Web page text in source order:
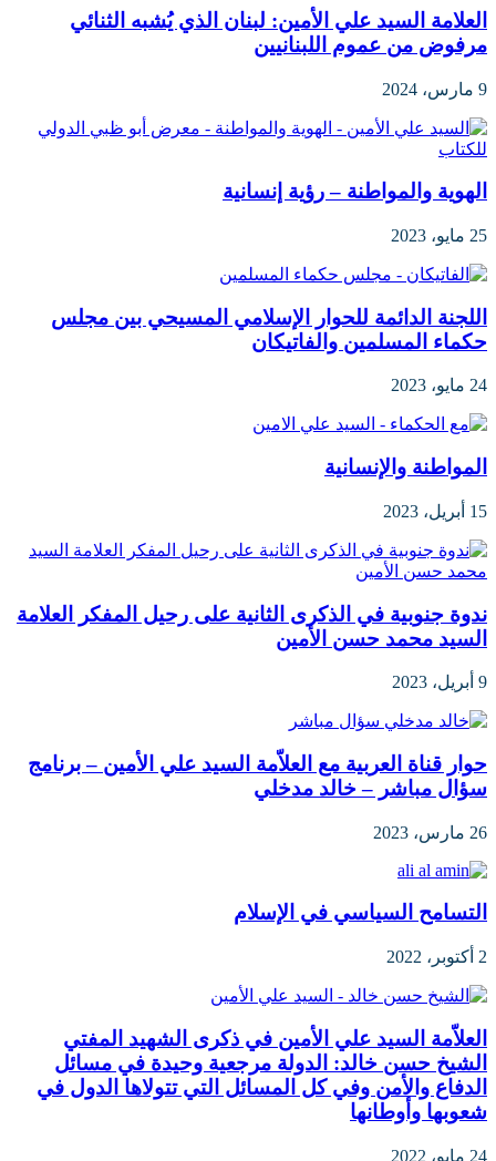
العلامة السيد علي الأمين: لبنان الذي يُشبه الثنائي
مرفوض من عموم اللبنانيين
9 مارس، 2024
الهوية والمواطنة – رؤية إنسانية
25 مايو، 2023
اللجنة الدائمة للحوار الإسلامي المسيحي بين مجلس
حكماء المسلمين والفاتيكان
24 مايو، 2023
المواطنة والإنسانية
15 أبريل، 2023
ندوة جنوبية في الذكرى الثانية على رحيل المفكر العلامة
السيد محمد حسن الأمين
9 أبريل، 2023
حوار قناة العربية مع العلاّمة السيد علي الأمين – برنامج
سؤال مباشر – خالد مدخلي
26 مارس، 2023
التسامح السياسي في الإسلام
2 أكتوبر، 2022
العلاّمة السيد علي الأمين في ذكرى الشهيد المفتي
الشيخ حسن خالد: الدولة مرجعية وحيدة في مسائل
الدفاع والأمن وفي كل المسائل التي تتولاها الدول في
شعوبها وأوطانها
24 مايو، 2022